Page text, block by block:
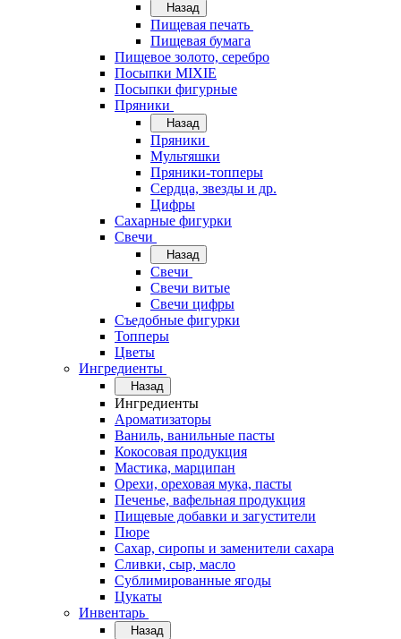
Назад
Пищевая печать
Пищевая бумага
Пищевое золото, серебро
Посыпки MIXIE
Посыпки фигурные
Пряники
Назад
Пряники
Мультяшки
Пряники-топперы
Сердца, звезды и др.
Цифры
Сахарные фигурки
Свечи
Назад
Свечи
Свечи витые
Свечи цифры
Съедобные фигурки
Топперы
Цветы
Ингредиенты
Назад
Ингредиенты
Ароматизаторы
Ваниль, ванильные пасты
Кокосовая продукция
Мастика, марципан
Орехи, ореховая мука, пасты
Печенье, вафельная продукция
Пищевые добавки и загустители
Пюре
Сахар, сиропы и заменители сахара
Сливки, сыр, масло
Сублимированные ягоды
Цукаты
Инвентарь
Назад